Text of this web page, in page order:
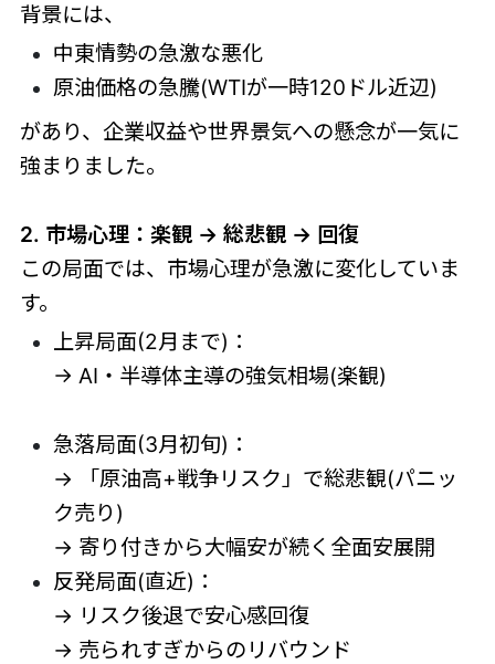
背景には、
中東情勢の急激な悪化
原油価格の急騰(WTIが一時120ドル近辺)
があり、企業収益や世界景気への懸念が一気に
強まりました。
2. 市場心理：楽観 → 総悲観 → 回復
この局面では、市場心理が急激に変化していま
す。
上昇局面(2月まで)：
→ AI・半導体主導の強気相場(楽観)
急落局面(3月初旬)：
→ 「原油高+戦争リスク」で総悲観(パニッ
ク売り)
→ 寄り付きから大幅安が続く全面安展開
反発局面(直近)：
→ リスク後退で安心感回復
→ 売られすぎからのリバウンド